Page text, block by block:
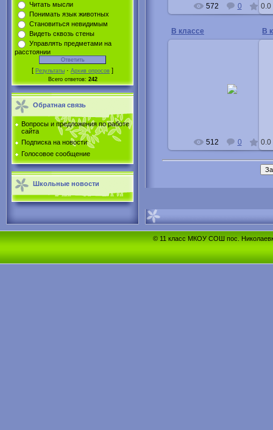
Читать мысли
Понимать язык животных
Становиться невидимым
Видеть сквозь стены
Управлять предметами на
расстоянии
[ Результаты · Архив опросов ]
Всего ответов: 242
Обратная связь
Вопросы и предложения по работе
сайта
Подписка на новости
Голосовое сообщение
Школьные новости
572 0 0.0
В классе
512 0 0.0
В
© 11 класс МКОУ СОШ пос.